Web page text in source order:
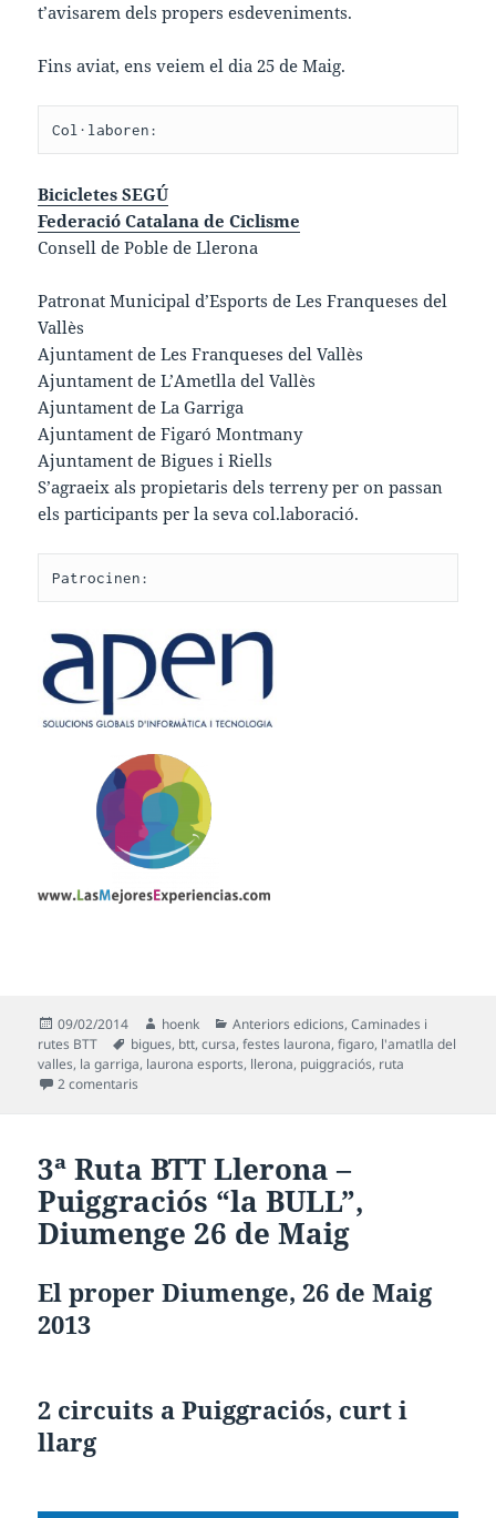
t’avisarem dels propers esdeveniments.
Fins aviat, ens veiem el dia 25 de Maig.
Col·laboren:
Bicicletes SEGÚ
Federació Catalana de Ciclisme
Consell de Poble de Llerona
Patronat Municipal d’Esports de Les Franqueses del
Vallès
Ajuntament de Les Franqueses del Vallès
Ajuntament de L’Ametlla del Vallès
Ajuntament de La Garriga
Ajuntament de Figaró Montmany
Ajuntament de Bigues i Riells
S’agraeix als propietaris dels terreny per on passan
els participants per la seva col.laboració.
Patrocinen:
Publicat
el
09/02/2014 Autor
hoenk Categories
Anteriors edicions,Caminades i
rutes BTT
Etiquetes
bigues, btt,cursa,festes laurona,figaro, l'amatlla del
valles, la garriga, laurona esports, llerona, puiggraciós, ruta
2 comentaris
3ª Ruta BTT Llerona –
Puiggraciós “la BULL”,
Diumenge 26 de Maig
El proper Diumenge, 26 de Maig
2013
2 circuits a Puiggraciós, curt i
llarg